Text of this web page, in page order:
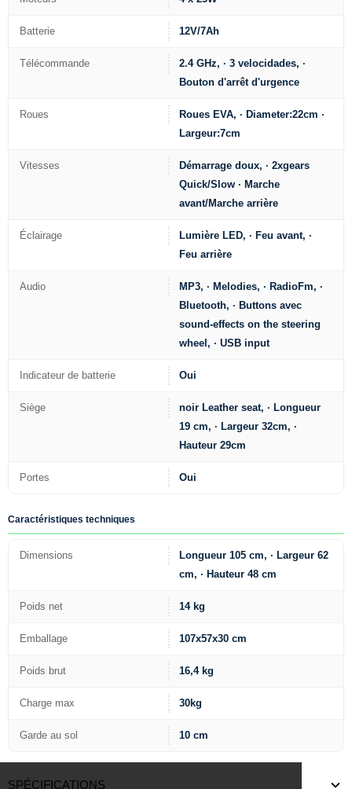
Batterie 12V/7Ah
Télécommande
2.4 GHz, · 3 velocidades, ·
Bouton d'arrêt d'urgence
Roues
Roues EVA, · Diameter:22cm ·
Largeur:7cm
Vitesses
Démarrage doux, · 2xgears
Quick/Slow · Marche
avant/Marche arrière
Éclairage
Lumière LED, · Feu avant, ·
Feu arrière
Audio
MP3, · Melodies, · RadioFm, ·
Bluetooth, · Buttons avec
sound-effects on the steering
wheel, · USB input
Indicateur de batterie Oui
Siège
noir Leather seat, · Longueur
19 cm, · Largeur 32cm, ·
Hauteur 29cm
Portes Oui
Caractéristiques techniques
Dimensions
Longueur 105 cm, · Largeur 62
cm, · Hauteur 48 cm
Poids net 14 kg
Emballage 107x57x30 cm
Poids brut 16,4 kg
Charge max 30kg
Garde au sol 10 cm
SPÉCIFICATIONS